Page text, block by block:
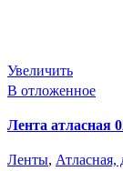
Увеличить
В отложенное
Лента атласная
Ленты, Атласная,